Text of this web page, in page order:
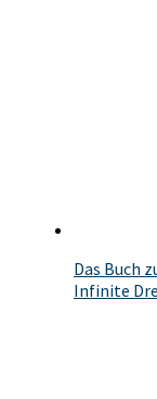
Das Buch
Infinite